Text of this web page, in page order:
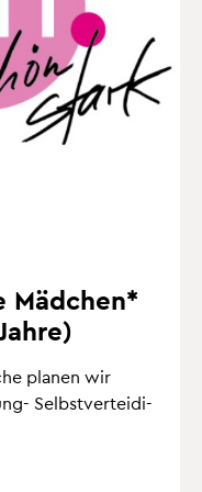
Mäd­chen*
pla­nen wir
Selbst­ver­tei­di­